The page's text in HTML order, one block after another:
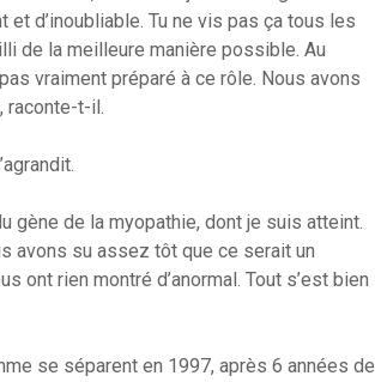
et d’inoubliable. Tu ne vis pas ça tous les
de la meilleure manière possible. Au
vraiment préparé à ce rôle. Nous avons
raconte-t-il.
gène de la myopathie, dont je suis atteint.
avons su assez tôt que ce serait un
ont rien montré d’anormal. Tout s’est bien
se séparent en 1997, après 6 années de